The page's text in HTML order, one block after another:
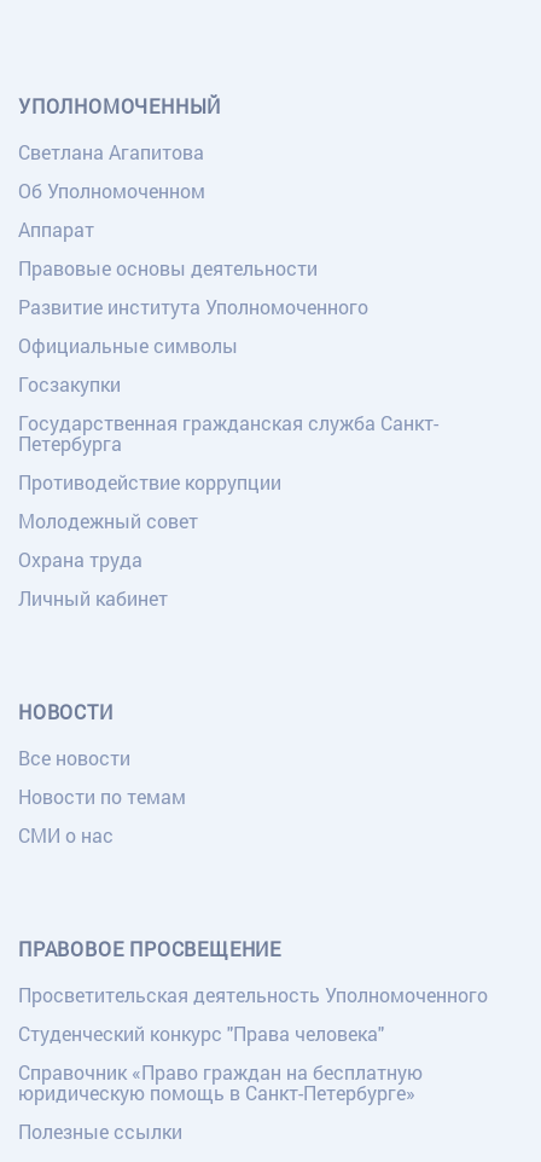
УПОЛНОМОЧЕННЫЙ
Светлана Агапитова
Об Уполномоченном
Аппарат
Правовые основы деятельности
Развитие института Уполномоченного
Официальные символы
Госзакупки
Государственная гражданская служба Санкт-
Петербурга
Противодействие коррупции
Молодежный совет
Охрана труда
Личный кабинет
НОВОСТИ
Все новости
Новости по темам
СМИ о нас
ПРАВОВОЕ ПРОСВЕЩЕНИЕ
Просветительская деятельность Уполномоченного
Студенческий конкурс "Права человека"
Справочник «Право граждан на бесплатную
юридическую помощь в Санкт-Петербурге»
Полезные ссылки